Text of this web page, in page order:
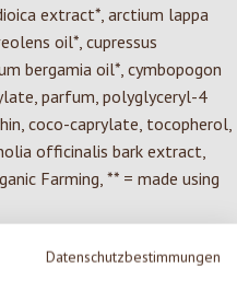
Datenschutzbestimmungen
extract*, arctium lappa
oil*, cupressus
bergamia oil*, cymbopogon
parfum, polyglyceryl-4
coco-caprylate, tocopherol,
officinalis bark extract,
Farming, ** = made using